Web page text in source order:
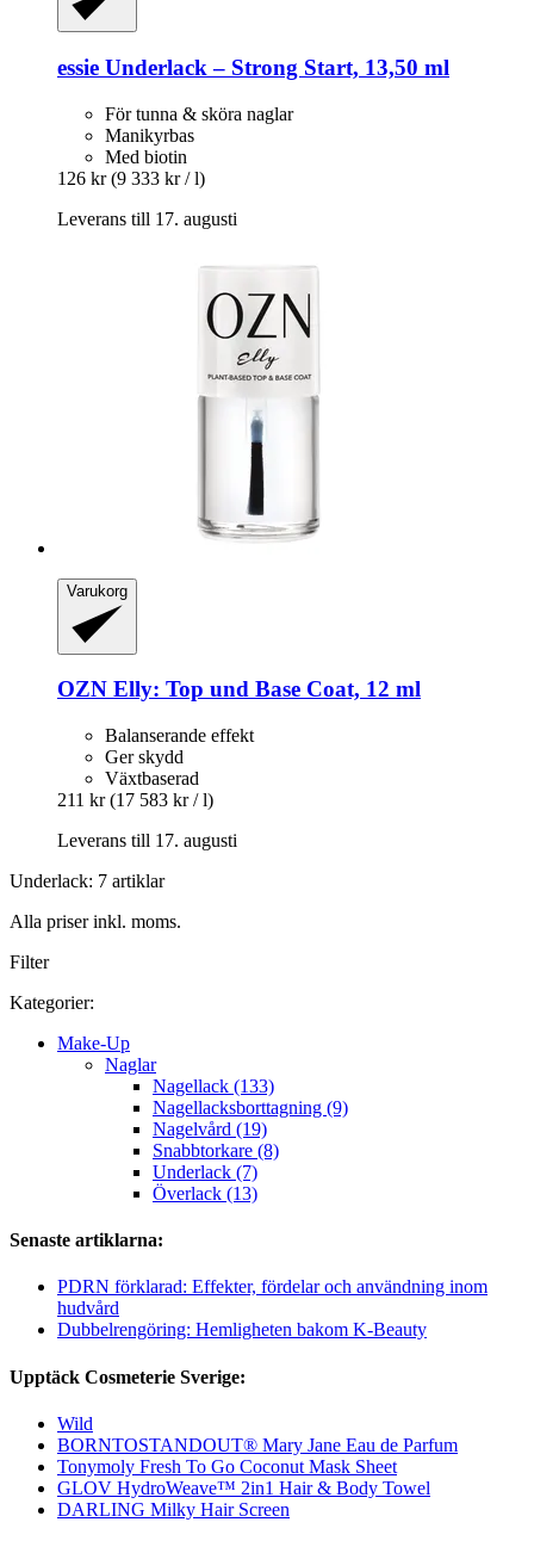
essie Underlack – Strong Start, 13,50 ml
För tunna & sköra naglar
Manikyrbas
Med biotin
126 kr (9 333 kr / l)
Leverans till 17. augusti
Varukorg
OZN Elly: Top und Base Coat, 12 ml
Balanserande effekt
Ger skydd
Växtbaserad
211 kr (17 583 kr / l)
Leverans till 17. augusti
Underlack: 7 artiklar
Alla priser inkl. moms.
Filter
Kategorier:
Make-Up
Naglar
Nagellack (133)
Nagellacksborttagning (9)
Nagelvård (19)
Snabbtorkare (8)
Underlack (7)
Överlack (13)
Senaste artiklarna:
PDRN förklarad: Effekter, fördelar och användning inom
hudvård
Dubbelrengöring: Hemligheten bakom K-Beauty
Upptäck Cosmeterie Sverige:
Wild
BORNTOSTANDOUT® Mary Jane Eau de Parfum
Tonymoly Fresh To Go Coconut Mask Sheet
GLOV HydroWeave™ 2in1 Hair & Body Towel
DARLING Milky Hair Screen